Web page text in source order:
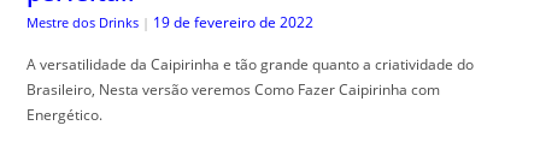
Mestre dos Drinks | 19 de fevereiro de 2022
A versatilidade da Caipirinha e tão grande quanto a criatividade do
Brasileiro, Nesta versão veremos Como Fazer Caipirinha com
Energético.